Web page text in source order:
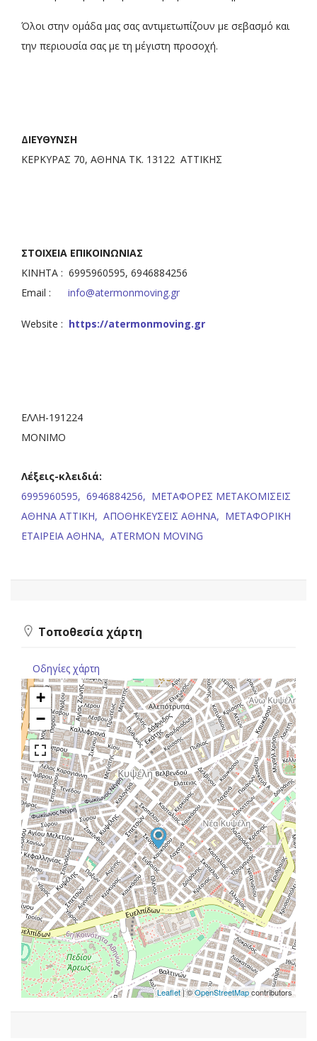
Όλοι στην ομάδα μας σας αντιμετωπίζουν με σεβασμό και
την περιουσία σας με τη μέγιστη προσοχή.
ΔΙΕΥΘΥΝΣΗ
ΚΕΡΚΥΡΑΣ 70, ΑΘΗΝΑ ΤΚ. 13122 ΑΤΤΙΚΗΣ
ΣΤΟΙΧΕΙΑ ΕΠΙΚΟΙΝΩΝΙΑΣ
ΚΙΝΗΤΑ : 6995960595, 6946884256
Email : info@atermonmoving.gr
Website : https://atermonmoving.gr
ΕΛΛΗ-191224
ΜΟΝΙΜΟ
Λέξεις-κλειδιά:
6995960595, 6946884256, ΜΕΤΑΦΟΡΕΣ ΜΕΤΑΚΟΜΙΣΕΙΣ
ΑΘΗΝΑ ΑΤΤΙΚΗ, ΑΠΟΘΗΚΕΥΣΕΙΣ ΑΘΗΝΑ, ΜΕΤΑΦΟΡΙΚΗ
ΕΤΑΙΡΕΙΑ ΑΘΗΝΑ, ATERMON MOVING
Τοποθεσία χάρτη
Οδηγίες χάρτη
+
−
Leaflet| ©OpenStreetMapcontributors